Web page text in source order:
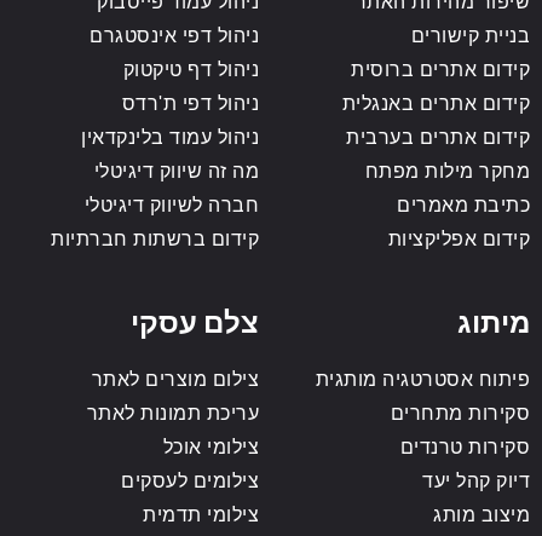
בניית קישורים
קידום אתרים ברוסית
קידום אתרים באנגלית
קידום אתרים בערבית
מחקר מילות מפתח
כתיבת מאמרים
קידום אפליקציות
ניהול דפי אינסטגרם
ניהול דף טיקטוק
ניהול דפי ת'רדס
ניהול עמוד בלינקדאין
מה זה שיווק דיגיטלי
חברה לשיווק דיגיטלי
קידום ברשתות חברתיות
מיתוג
פיתוח אסטרטגיה מותגית
סקירות מתחרים
סקירות טרנדים
דיוק קהל יעד
מיצוב מותג
צלם עסקי
צילום מוצרים לאתר
עריכת תמונות לאתר
צילומי אוכל
צילומים לעסקים
צילומי תדמית